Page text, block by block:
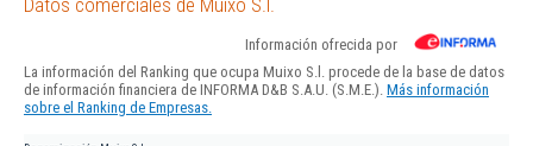
Datos comerciales de Muixo S.l.
Información ofrecida por
La información del Ranking que ocupa Muixo S.l. procede de la base de datos
de información financiera de INFORMA D&B S.A.U. (S.M.E.). Más información
sobre el Ranking de Empresas.